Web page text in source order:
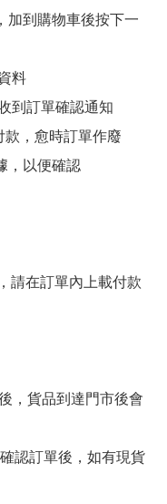
加到購物車後按下一
料
到訂單確認通知
款，愈時訂單作廢
，以便確認
請在訂單內上載付款
，貨品到達門市後會
認訂單後，如有現貨